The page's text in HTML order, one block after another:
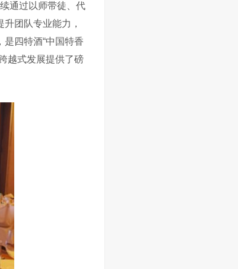
通过以师带徒、代
团队专业能力，
四特酒“中国特香
越式发展提供了磅